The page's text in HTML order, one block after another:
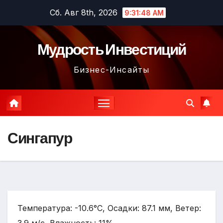
содержимому
Сб. Авг 8th, 2026 9:31:49 AM
Мудрость Инвестиций
Бизнес-Инсайты
Сингапур
Температура: -10.6°C, Осадки: 87.1 мм, Ветер: